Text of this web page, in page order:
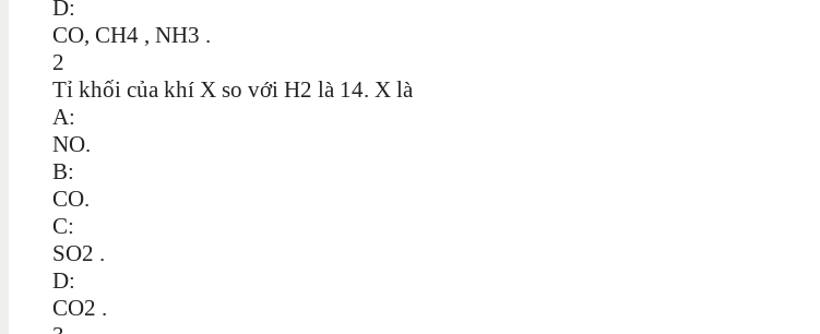
D:
CO, CH4 , NH3 .
2
Tỉ khối của khí X so với H2 là 14. X là
A:
NO.
B:
CO.
C:
SO2 .
D:
CO2 .